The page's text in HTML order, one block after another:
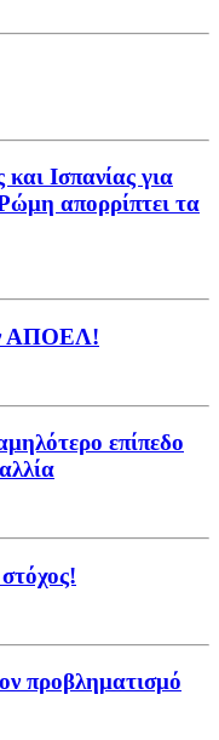
Ισπανίας για
απορρίπτει τα
ΑΠΟΕΛ!
επίπεδο
προβληματισμό